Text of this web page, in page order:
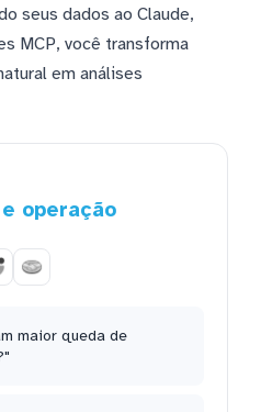
seus dados ao Claude,
MCP, você transforma
em análises
operação
maior queda de